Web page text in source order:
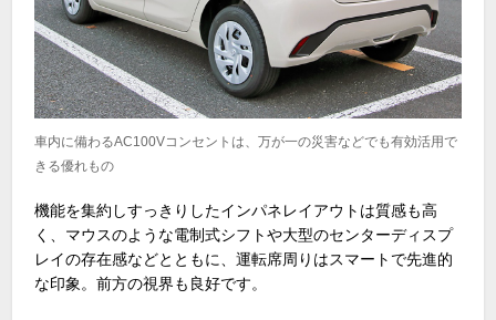
車内に備わるAC100Vコンセントは、万が一の災害などでも有効活用で
きる優れもの
機能を集約しすっきりしたインパネレイアウトは質感も高
く、マウスのような電制式シフトや大型のセンターディスプ
レイの存在感などとともに、運転席周りはスマートで先進的
な印象。前方の視界も良好です。